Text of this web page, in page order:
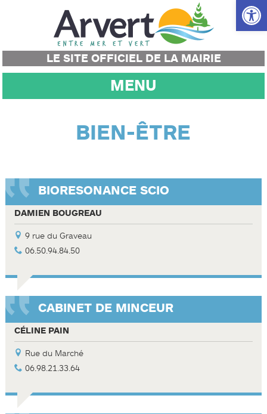
Ouvrir
LE SITE OFFICIEL DE LA MAIRIE
MENU
BIEN-ÊTRE
BIORESONANCE SCIO
DAMIEN BOUGREAU
9 rue du Graveau
06.50.94.84.50
CABINET DE MINCEUR
CÉLINE PAIN
Rue du Marché
06.98.21.33.64